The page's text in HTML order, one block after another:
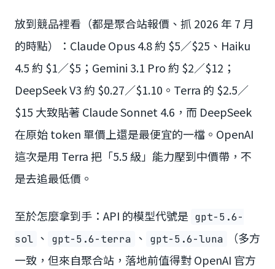
放到競品裡看（都是聚合站報價、抓 2026 年 7 月
的時點）：Claude Opus 4.8 約 $5／$25、Haiku
4.5 約 $1／$5；Gemini 3.1 Pro 約 $2／$12；
DeepSeek V3 約 $0.27／$1.10。Terra 的 $2.5／
$15 大致貼著 Claude Sonnet 4.6，而 DeepSeek
在原始 token 單價上還是最便宜的一檔。OpenAI
這次是用 Terra 把「5.5 級」能力壓到中價帶，不
是去追最低價。
至於怎麼拿到手：API 的模型代號是 gpt-5.6-
sol 、 gpt-5.6-terra 、 gpt-5.6-luna
（多方
一致，但來自聚合站，落地前值得對 OpenAI 官方